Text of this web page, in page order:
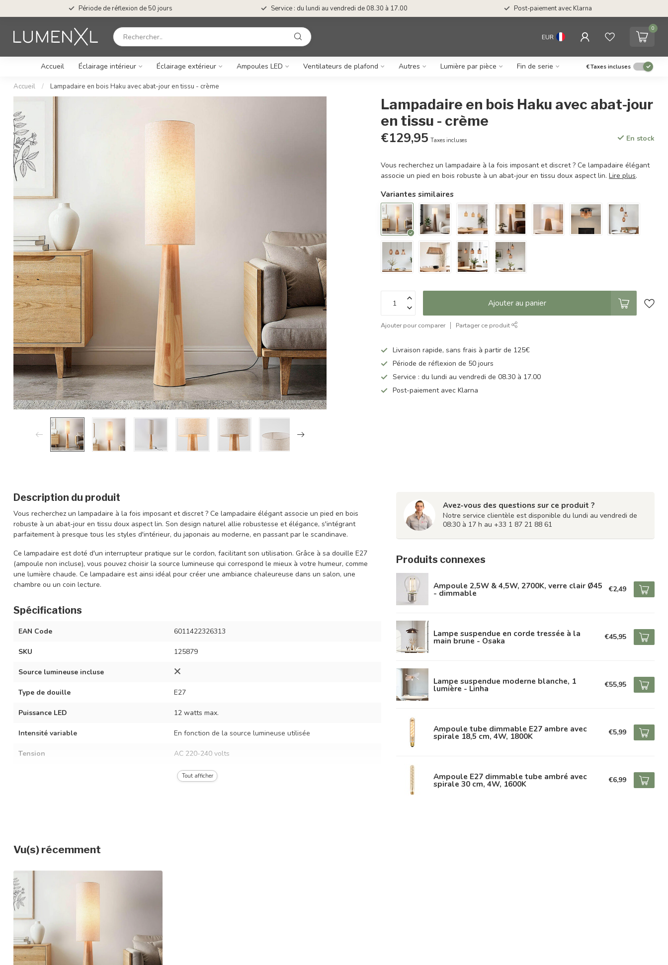
Période de réflexion de 50 jours Service : du lundi au vendredi de 08.30 à 17.00 Post-paiement avec Klarna
EUR
0
Accueil Éclairage intérieur Éclairage extérieur Ampoules LED Ventilateurs de plafond Autres Lumière par pièce Fin de serie €Taxes incluses
Accueil / Lampadaire en bois Haku avec abat-jour en tissu - crème
Lampadaire en bois Haku avec abat-jour
en tissu - crème
€129,95 Taxes incluses En stock
Vous recherchez un lampadaire à la fois imposant et discret ? Ce lampadaire élégant
associe un pied en bois robuste à un abat-jour en tissu doux aspect lin.Lire plus.
Variantes similaires
Ajouter au panier
Ajouter pour comparer Partager ce produit
Livraison rapide, sans frais à partir de 125€
Période de réflexion de 50 jours
Service : du lundi au vendredi de 08.30 à 17.00
Post-paiement avec Klarna
Description du produit
Vous recherchez un lampadaire à la fois imposant et discret ? Ce lampadaire élégant associe un pied en bois
robuste à un abat-jour en tissu doux aspect lin. Son design naturel allie robustesse et élégance, s'intégrant
parfaitement à presque tous les styles d'intérieur, du japonais au moderne, en passant par le scandinave.
Ce lampadaire est doté d'un interrupteur pratique sur le cordon, facilitant son utilisation. Grâce à sa douille E27
(ampoule non incluse), vous pouvez choisir la source lumineuse qui correspond le mieux à votre humeur, comme
une lumière chaude. Ce lampadaire est ainsi idéal pour créer une ambiance chaleureuse dans un salon, une
chambre ou un coin lecture.
Spécifications
EAN Code 6011422326313
SKU 125879
Source lumineuse incluse
Type de douille E27
Puissance LED 12 watts max.
Intensité variable En fonction de la source lumineuse utilisée
Tension AC 220-240 volts
50/60 Hz
Réglable en hauteur
Classe de protection
Tout afficher
Avez-vous des questions sur ce produit ?
Notre service clientèle est disponible du lundi au vendredi de
08:30 à 17 h au +33 1 87 21 88 61
Produits connexes
Ampoule 2,5W & 4,5W, 2700K, verre clair Ø45
- dimmable €2,49
Lampe suspendue en corde tressée à la
main brune - Osaka €45,95
Lampe suspendue moderne blanche, 1
lumière - Linha €55,95
Ampoule tube dimmable E27 ambre avec
spirale 18,5 cm, 4W, 1800K €5,99
Ampoule E27 dimmable tube ambré avec
spirale 30 cm, 4W, 1600K €6,99
Vu(s) récemment